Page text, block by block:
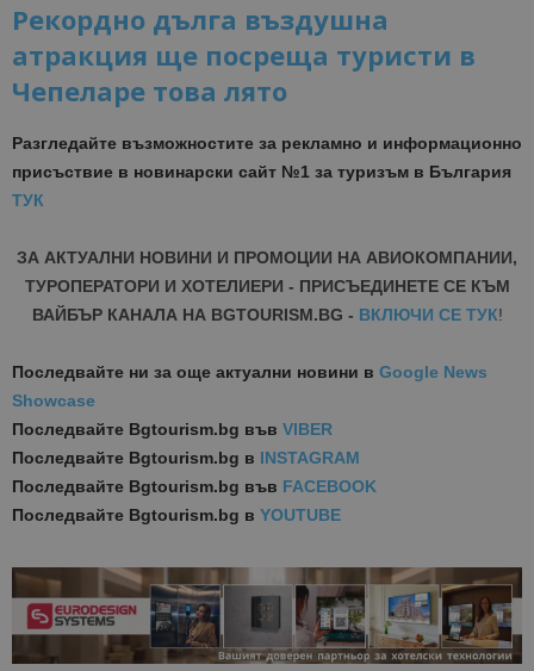
Рекордно дълга въздушна
атракция ще посреща туристи в
Чепеларе това лято
Разгледайте възможностите за рекламно и информационно
присъствие в новинарски сайт №1 за туризъм в България
ТУК
ЗА АКТУАЛНИ НОВИНИ И ПРОМОЦИИ НА АВИОКОМПАНИИ,
ТУРОПЕРАТОРИ И ХОТЕЛИЕРИ - ПРИСЪЕДИНЕТЕ СЕ КЪМ
ВАЙБЪР КАНАЛА НА BGTOURISM.BG - ВКЛЮЧИ СЕ ТУК!
Последвайте ни за още актуални новини в Google News
Showcase
Последвайте Bgtourism.bg във VIBER
Последвайте Bgtourism.bg в INSTAGRAM
Последвайте Bgtourism.bg във FACEBOOK
Последвайте Bgtourism.bg в YOUTUBE